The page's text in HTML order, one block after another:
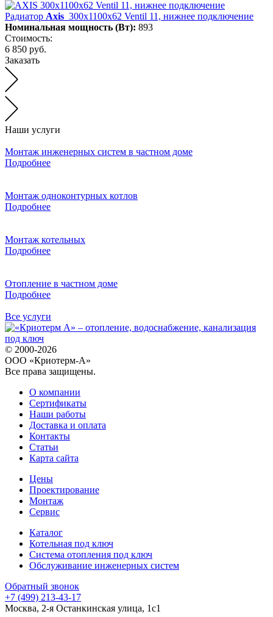
Радиатор Axis 300х1100х62 Ventil 11, нижнее подключение
Номинальная мощность (Вт): 893
Стоимость:
6 850 руб.
Заказать
Наши услуги
Монтаж инженерных систем в частном доме
Подробнее
Монтаж одноконтурных котлов
Подробнее
Монтаж котельных
Подробнее
Отопление в частном доме
Подробнее
Все услуги
© 2000-2026
ООО «Криотерм-А»
Все права защищены.
О компании
Сертификаты
Наши работы
Доставка и оплата
Контакты
Статьи
Карта сайта
Цены
Проектирование
Монтаж
Сервис
Каталог
Котельная под ключ
Система отопления под ключ
Обслуживание инженерных систем
Обратный звонок
+7 (499) 213-43-17
Москва, 2-я Останкинская улица, 1с1